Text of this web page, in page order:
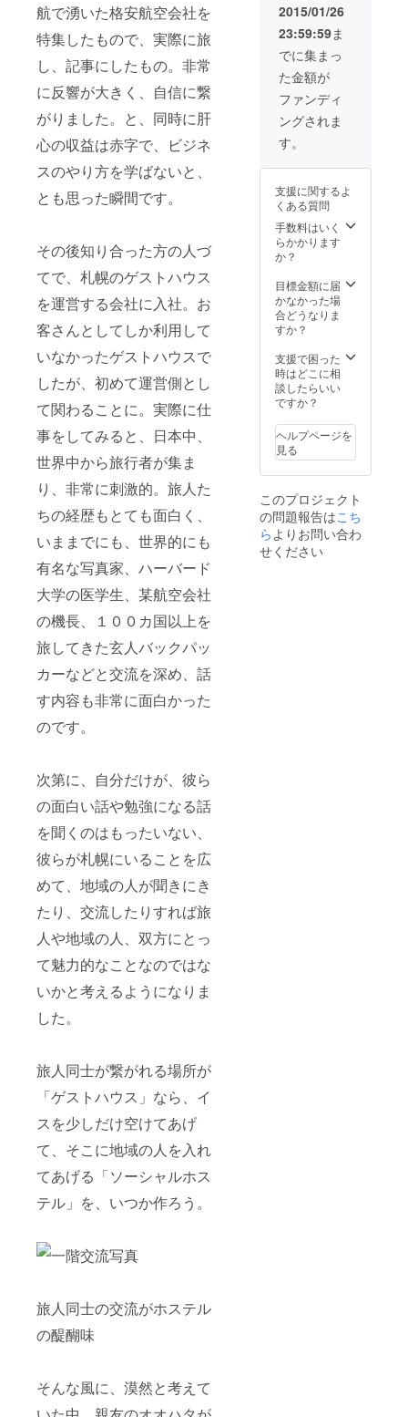
航で湧いた格安航空会社を
特集したもので、実際に旅
し、記事にしたもの。非常
に反響が大きく、自信に繋
がりました。と、同時に肝
心の収益は赤字で、ビジネ
スのやり方を学ばないと、
とも思った瞬間です。
その後知り合った方の人づ
てで、札幌のゲストハウス
を運営する会社に入社。お
客さんとしてしか利用して
いなかったゲストハウスで
したが、初めて運営側とし
て関わることに。実際に仕
事をしてみると、日本中、
世界中から旅行者が集ま
り、非常に刺激的。旅人た
ちの経歴もとても面白く、
いままでにも、世界的にも
有名な写真家、ハーバード
大学の医学生、某航空会社
の機長、１００カ国以上を
旅してきた玄人バックパッ
カーなどと交流を深め、話
す内容も非常に面白かった
のです。
次第に、自分だけが、彼ら
の面白い話や勉強になる話
を聞くのはもったいない、
彼らが札幌にいることを広
めて、地域の人が聞きにき
たり、交流したりすれば旅
人や地域の人、双方にとっ
て魅力的なことなのではな
いかと考えるようになりま
した。
旅人同士が繋がれる場所が
「ゲストハウス」なら、イ
スを少しだけ空けてあげ
て、そこに地域の人を入れ
てあげる「ソーシャルホス
テル」を、いつか作ろう。
旅人同士の交流がホステル
の醍醐味
そんな風に、漠然と考えて
2015/01/26
23:59:59ま
でに集まっ
た金額が
ファンディ
ングされま
す。
支援に関するよ
くある質問
手数料はいく
らかかります
か？
目標金額に届
かなかった場
合どうなりま
すか？
支援で困った
時はどこに相
談したらいい
ですか？
ヘルプページを
見る
このプロジェクト
の問題報告はこち
らよりお問い合わ
せください